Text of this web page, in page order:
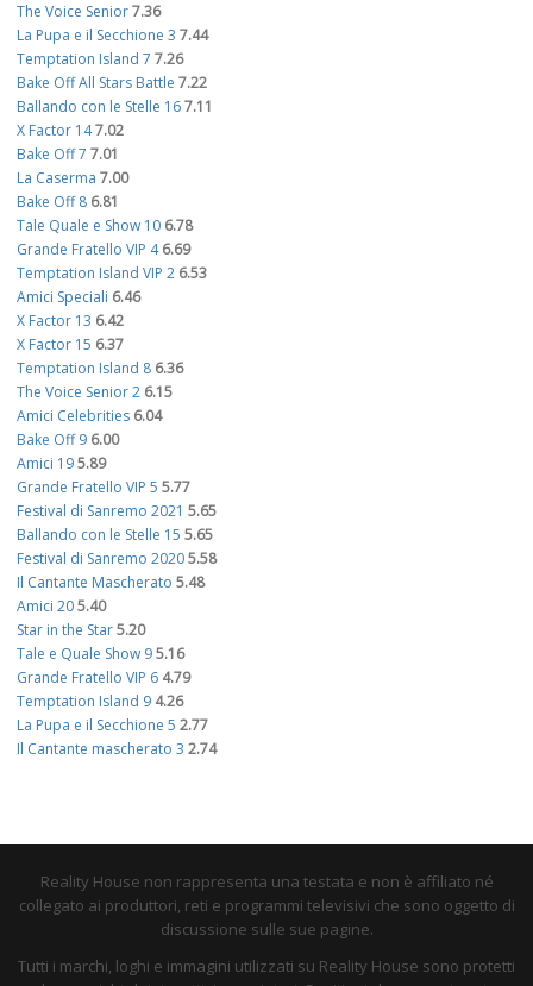
The Voice Senior7.36
La Pupa e il Secchione 3 7.44
Temptation Island 7 7.26
Bake Off All Stars Battle 7.22
Ballando con le Stelle 167.11
X Factor 147.02
Bake Off 7 7.01
La Caserma 7.00
Bake Off 8 6.81
Tale Quale e Show 10 6.78
Grande Fratello VIP 4 6.69
Temptation Island VIP 2 6.53
Amici Speciali 6.46
X Factor 13 6.42
X Factor 15 6.37
Temptation Island 8 6.36
The Voice Senior 2 6.15
Amici Celebrities 6.04
Bake Off 9 6.00
Amici 195.89
Grande Fratello VIP 5 5.77
Festival di Sanremo 2021 5.65
Ballando con le Stelle 15 5.65
Festival di Sanremo 20205.58
Il Cantante Mascherato 5.48
Amici 205.40
Star in the Star5.20
Tale e Quale Show 95.16
Grande Fratello VIP 6 4.79
Temptation Island 9 4.26
La Pupa e il Secchione 5 2.77
Il Cantante mascherato 3 2.74
Reality House non rappresenta una testata e non è affiliato né
collegato ai produttori, reti e programmi televisivi che sono oggetto di
discussione sulle sue pagine.
Tutti i marchi, loghi e immagini utilizzati su Reality House sono protetti